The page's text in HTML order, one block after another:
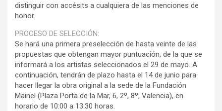
distinguir con accésits a cualquiera de las menciones de
honor.
PROCESO DE SELECCIÓN:
Se hará una primera preselección de hasta veinte de las
propuestas que obtengan mayor puntuación, de la que se
informará a los artistas seleccionados el 29 de mayo. A
continuación, tendrán de plazo hasta el 14 de junio para
hacer llegar la obra original a la sede de la Fundación
Mainel (Plaza Porta de la Mar, 6, 2º, 8º, Valencia), en
horario de 10:00 a 13:30 horas.